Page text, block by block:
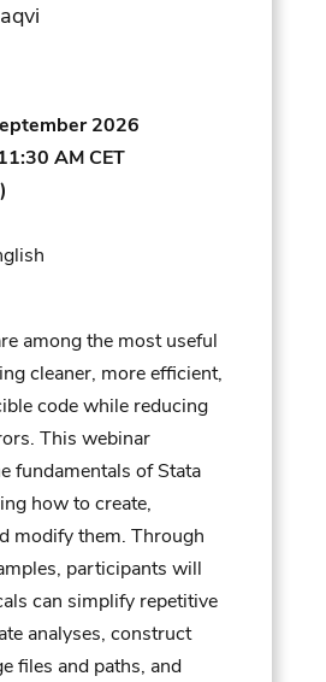
2026
AM CET
among the most useful
cleaner, more efficient,
code while reducing
This webinar
fundamentals of Stata
how to create,
modify them. Through
participants will
can simplify repetitive
analyses, construct
files and paths, and